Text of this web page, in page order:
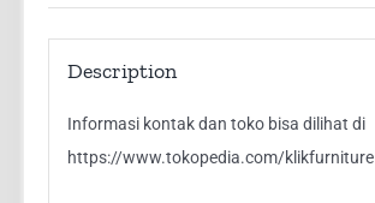
Description
Informasi kontak dan toko bisa dilihat di
https://www.tokopedia.com/klikfurniture